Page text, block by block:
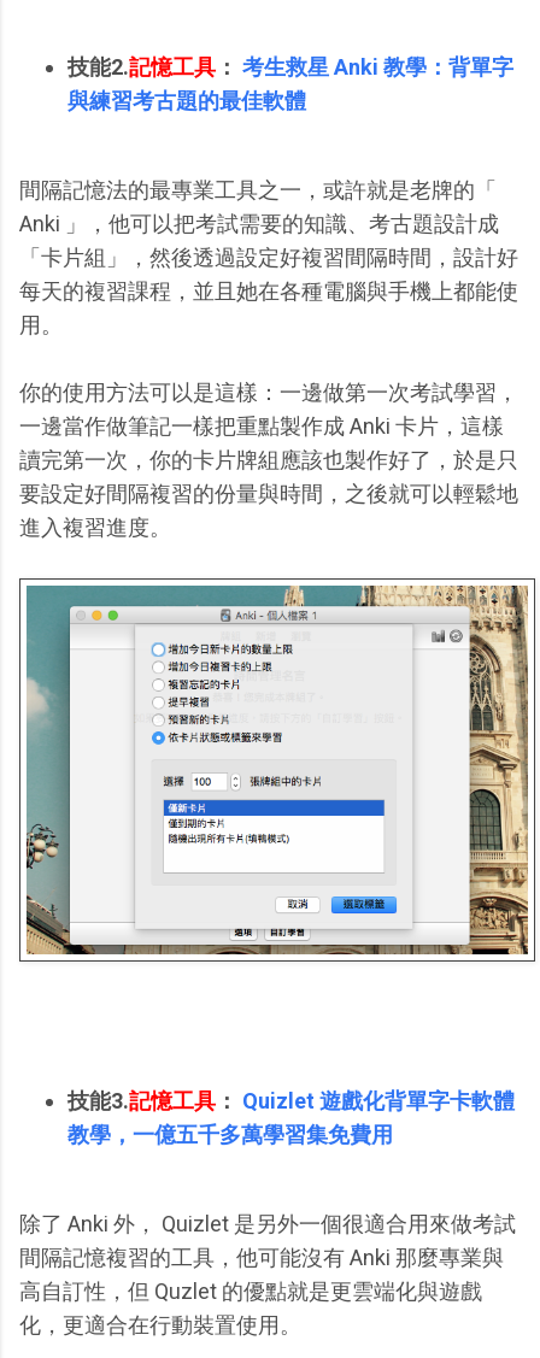
技能2.記憶工具 ： 考生救星 Anki 教學：背單字
與練習考古題的最佳軟體
間隔記憶法的最專業工具之一，或許就是老牌的「
Anki 」，他可以把考試需要的知識、考古題設計成
「卡片組」，然後透過設定好複習間隔時間，設計好
每天的複習課程，並且她在各種電腦與手機上都能使
用。
你的使用方法可以是這樣：一邊做第一次考試學習，
一邊當作做筆記一樣把重點製作成 Anki 卡片，這樣
讀完第一次，你的卡片牌組應該也製作好了，於是只
要設定好間隔複習的份量與時間，之後就可以輕鬆地
進入複習進度。
技能3.記憶工具 ： Quizlet 遊戲化背單字卡軟體
教學，一億五千多萬學習集免費用
除了 Anki 外， Quizlet 是另外一個很適合用來做考試
間隔記憶複習的工具，他可能沒有 Anki 那麼專業與
高自訂性，但 Quzlet 的優點就是更雲端化與遊戲
化，更適合在行動裝置使用。